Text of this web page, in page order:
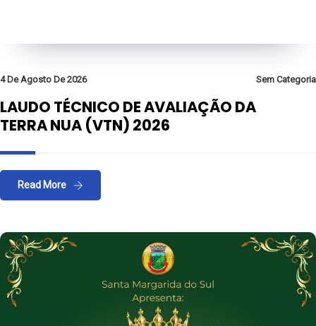
4 De Agosto De 2026 Sem Categoria
LAUDO TÉCNICO DE AVALIAÇÃO DA
TERRA NUA (VTN) 2026
Read More